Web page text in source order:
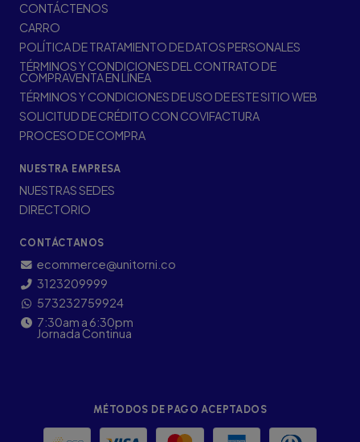
CONTÁCTENOS
CARRO
POLÍTICA DE TRATAMIENTO DE DATOS PERSONALES
TÉRMINOS Y CONDICIONES DEL CONTRATO DE
COMPRAVENTA EN LÍNEA
TÉRMINOS Y CONDICIONES DE USO DE ESTE SITIO WEB
SOLICITUD DE CRÉDITO CON COVIFACTURA
PROCESO DE COMPRA
NUESTRA EMPRESA
NUESTRAS SEDES
DIRECTORIO
CONTÁCTANOS
ecommerce@unitorni.co
3123209999
573232759924
7:30am a 6:30pm
Jornada Continua
MÉTODOS DE PAGO ACEPTADOS